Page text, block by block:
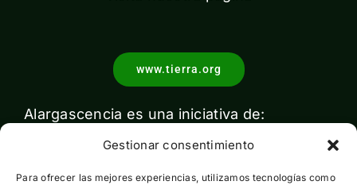
Gestionar consentimiento
Para ofrecer las mejores experiencias, utilizamos tecnologías como
www.tierra.org
Alargascencia es una iniciativa de: